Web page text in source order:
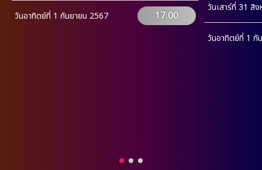
วันอาทิตย์ที่ 1 กันยายน 2567 17:00
วันเสาร์ที่ 31 สิ
วันอาทิตย์ที่ 1 กั